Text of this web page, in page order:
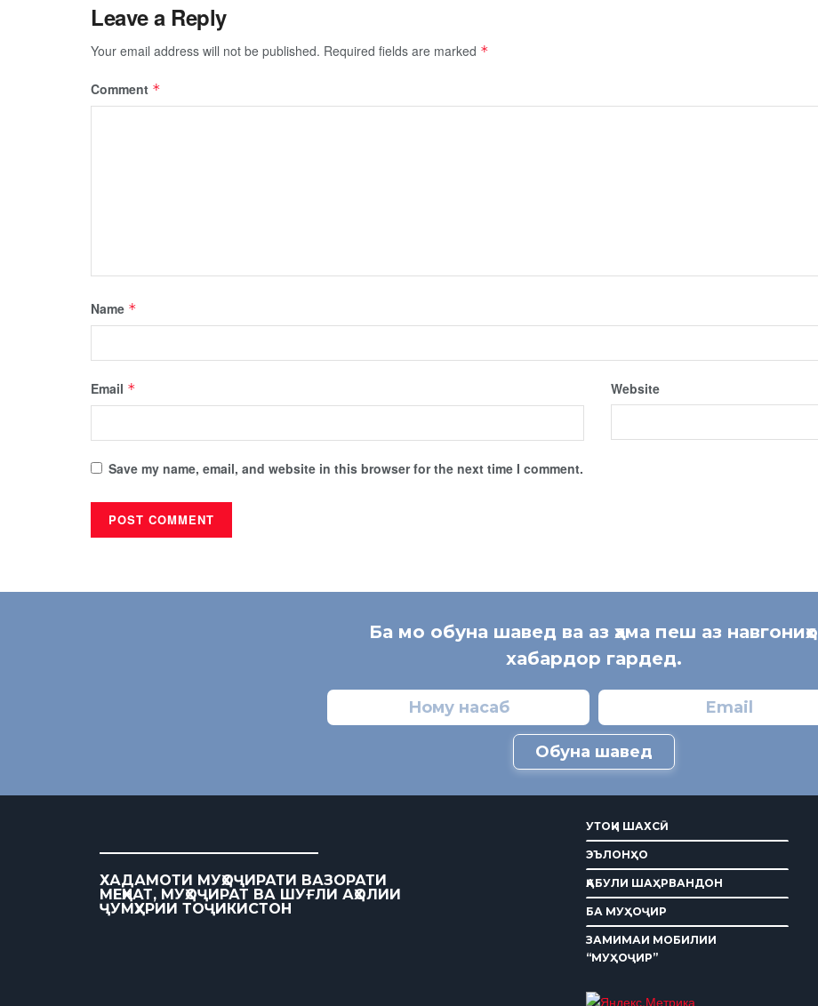
Leave a Reply
Your email address will not be published. Required fields are marked *
Comment *
Name *
Email * Website
Save my name, email, and website in this browser for the next time I comment.
Ба мо обуна шавед ва аз ҳама пеш аз навгониҳо
хабардор гардед.
Обуна шавед
ХАДАМОТИ МУҲОҶИРАТИ ВАЗОРАТИ
МЕҲНАТ, МУҲОҶИРАТ ВА ШУҒЛИ АҲОЛИИ
ҶУМҲУРИИ ТОҶИКИСТОН
УТОҚИ ШАХСӢ
ЭЪЛОНҲО
ҚАБУЛИ ШАҲРВАНДОН
БА МУҲОҶИР
ЗАМИМАИ МОБИЛИИ
“МУҲОҶИР”